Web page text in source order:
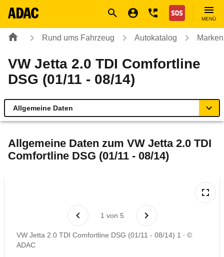
Nothilfe
MENÜ
Rund ums Fahrzeug Autokatalog
VW Jetta 2.0 TDI Comfortline
DSG (01/11 - 08/14)
Allgemeine Daten
Technische Daten
Laufende Kosten
Rückrufe & Mängel
Allgemeine Daten zum VW Jetta 2.0 TDI
Comfortline DSG (01/11 - 08/14)
1 von 5
VW Jetta 2.0 TDI Comfortline DSG (01/11 - 08/14) 1
©
ADAC